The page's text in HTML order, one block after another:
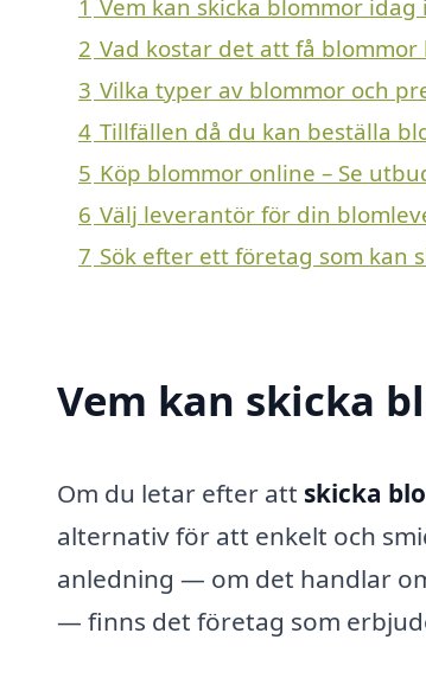
1 Vem kan skicka blommor idag
2 Vad kostar det att få
3 Vilka typer av blommor och
4 Tillfällen då du kan beställa
5 Köp blommor online – Se
6 Välj leverantör för din
7 Sök efter ett företag som kan
Vem kan skicka
Om du letar efter att skicka
alternativ för att enkelt och
anledning — om det handlar
— finns det företag som